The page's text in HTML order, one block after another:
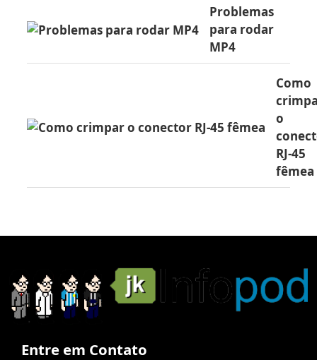
Problemas
para rodar
MP4
Como
o
RJ-45
fêmea
Entre em Contato